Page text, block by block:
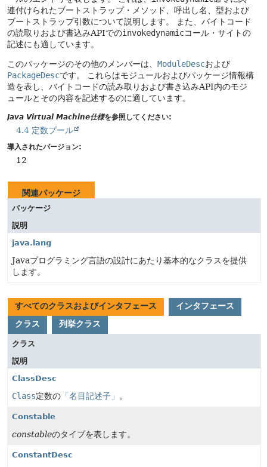
連付けられたブートストラップ・メソッド、呼出し名、型および
ブートストラップ引数について説明します。
また、バイトコード
の読取りおよび書込みAPIでのinvokedynamicコール・サイトの
記述にも適しています。
このパッケージのその他のメンバーは、 ModuleDescおよび
PackageDescです。
これらはモジュールおよびパッケージ情報構
造を表し、バイトコードの読み取りおよび書き込みAPI内のモジ
ュールとその内容を記述するのに適しています。
Java Virtual Machine仕様を参照してください:
4.4 定数プール
導入されたバージョン:
12
関連パッケージ
パッケージ
説明
java.lang
Javaプログラミング言語の設計にあたり基本的なクラスを提供
します。
すべてのクラスおよびインタフェース
インタフェース
クラス
列挙クラス
クラス
説明
ClassDesc
Class定数の 「名目記述子」 。
Constable
constableのタイプを表します。
ConstantDesc